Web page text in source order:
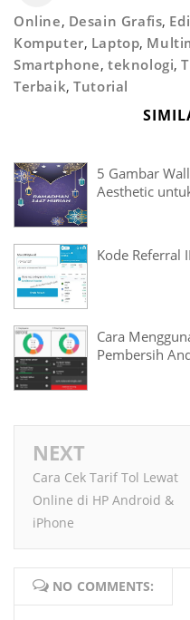
Online, Desain Grafis,
Komputer, Laptop,
Smartphone, teknologi,
Terbaik,Tutorial
5 Gambar
Aesthetic
Kode Referral
Cara
Pembersih
NEXT
Cara Cek Tarif Tol Lewat
Online di HP Android &
iPhone
NO COMMENTS: